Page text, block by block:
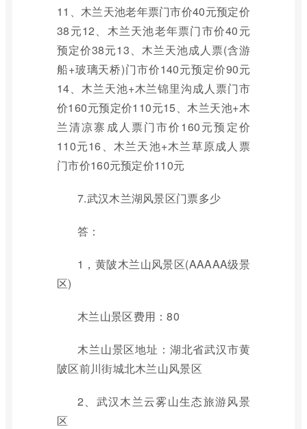
11、木兰天池老年票门市价40元预定价
38元12、木兰天池老年票门市价40元
预定价38元13、木兰天池成人票(含游
船+玻璃天桥)门市价140元预定价90元
14、木兰天池+木兰锦里沟成人票门市
价160元预定价110元15、木兰天池+木
兰清凉寨成人票门市价160元预定价
110元16、木兰天池+木兰草原成人票
门市价160元预定价110元
7.武汉木兰湖风景区门票多少
答：
1，黄陂木兰山风景区(AAAAA级景
区)
木兰山景区费用：80
木兰山景区地址：湖北省武汉市黄
陂区前川街城北木兰山风景区
2、武汉木兰云雾山生态旅游风景
区